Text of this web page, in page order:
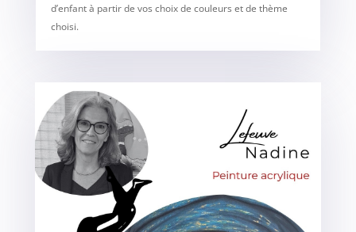
d’enfant à partir de vos choix de couleurs et de thème
choisi.